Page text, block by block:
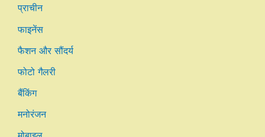
प्राचीन
फाइनेंस
फैशन और सौंदर्य
फोटो गैलरी
बैंकिंग
मनोरंजन